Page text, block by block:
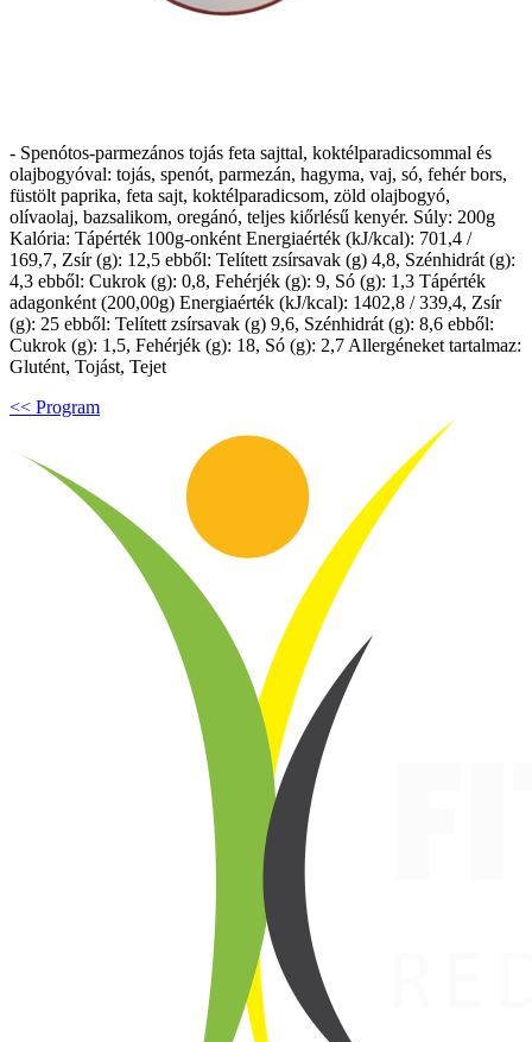
- Spenótos-parmezános tojás feta sajttal, koktélparadicsommal és
olajbogyóval: tojás, spenót, parmezán, hagyma, vaj, só, fehér bors,
füstölt paprika, feta sajt, koktélparadicsom, zöld olajbogyó,
olívaolaj, bazsalikom, oregánó, teljes kiőrlésű kenyér. Súly: 200g
Kalória: Tápérték 100g-onként Energiaérték (kJ/kcal): 701,4 /
169,7, Zsír (g): 12,5 ebből: Telített zsírsavak (g) 4,8, Szénhidrát (g):
4,3 ebből: Cukrok (g): 0,8, Fehérjék (g): 9, Só (g): 1,3 Tápérték
adagonként (200,00g) Energiaérték (kJ/kcal): 1402,8 / 339,4, Zsír
(g): 25 ebből: Telített zsírsavak (g) 9,6, Szénhidrát (g): 8,6 ebből:
Cukrok (g): 1,5, Fehérjék (g): 18, Só (g): 2,7 Allergéneket tartalmaz:
Glutént, Tojást, Tejet
<< Program